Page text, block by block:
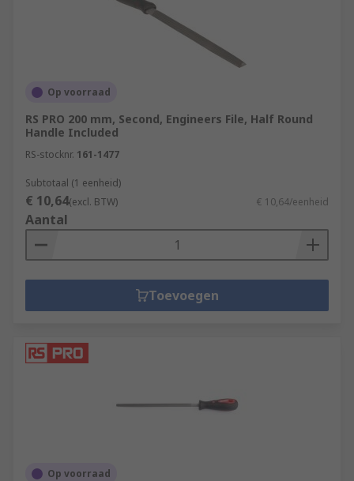
Op voorraad
RS PRO 200 mm, Second, Engineers File, Half Round
Handle Included
RS-stocknr. 161-1477
Subtotaal (1 eenheid)
€ 10,64(excl. BTW) € 10,64/eenheid
Aantal
Toevoegen
Op voorraad